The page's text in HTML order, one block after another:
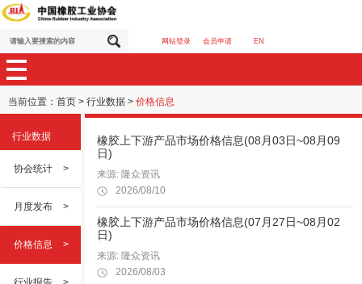
网站登录 会员申请 EN
当前位置： 首页 > 行业数据 > 价格信息
行业数据
协会统计 >
月度发布 >
价格信息 >
橡胶上下游产品市场价格信息(08月03日~08月09
日)
来源: 隆众资讯
2026/08/10
橡胶上下游产品市场价格信息(07月27日~08月02
日)
来源: 隆众资讯
2026/08/03